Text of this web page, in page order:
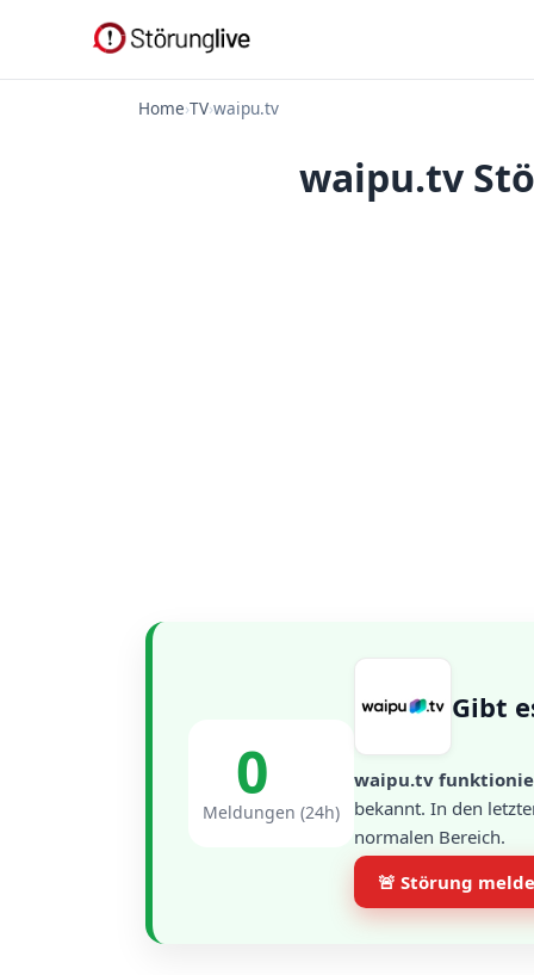
Home›TV›waipu.tv
waipu.tv
0
Meldungen (24h)
Gibt
waipu.tv
bekannt. In den
normalen Bereich.
🚨 Störung